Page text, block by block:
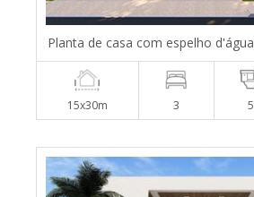
Planta de casa com espelho d'água
15x30m 3 5